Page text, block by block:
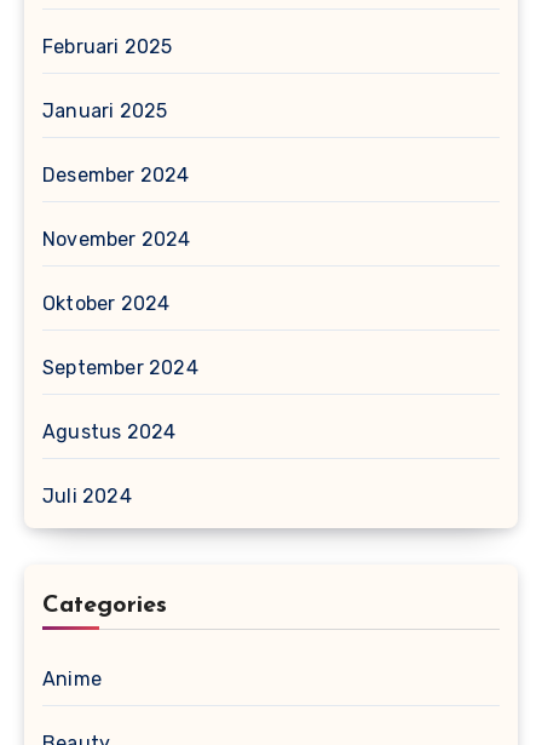
Februari 2025
Januari 2025
Desember 2024
November 2024
Oktober 2024
September 2024
Agustus 2024
Juli 2024
Categories
Anime